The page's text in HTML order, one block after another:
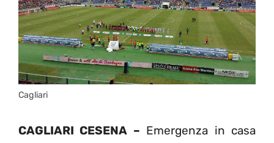
Cagliari
CAGLIARI CESENA – Emergenza in casa